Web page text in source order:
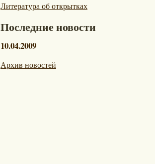
Литература об открытках
Последние новости
10.04.2009
Архив новостей